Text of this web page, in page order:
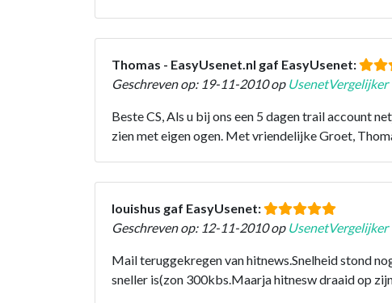
Thomas - EasyUsenet.nl gaf EasyUsenet:
Geschreven op: 19-11-2010 op UsenetVergelijker
Beste CS, Als u bij ons een 5 dagen trail account
zien met eigen ogen. Met vriendelijke Groet,
louishus gaf EasyUsenet:
Geschreven op: 12-11-2010 op UsenetVergelijker
Mail teruggekregen van hitnews.Snelheid stond
sneller is(zon 300kbs.Maarja hitnesw draaid op